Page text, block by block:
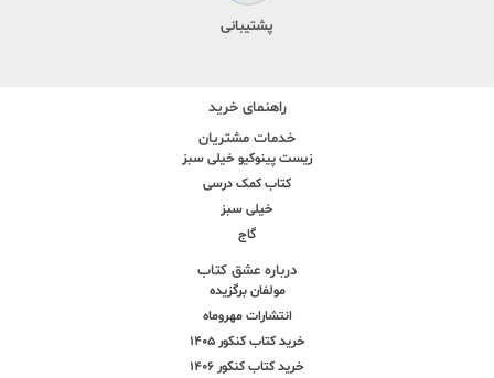
پشتیبانی
راهنمای خرید
خدمات مشتریان
زیست پینوکیو خیلی سبز
کتاب کمک درسی
خیلی سبز
گاج
درباره عشق کتاب
مولفان برگزیده
انتشارات مهروماه
خرید کتاب کنکور 1405
خرید کتاب کنکور 1406